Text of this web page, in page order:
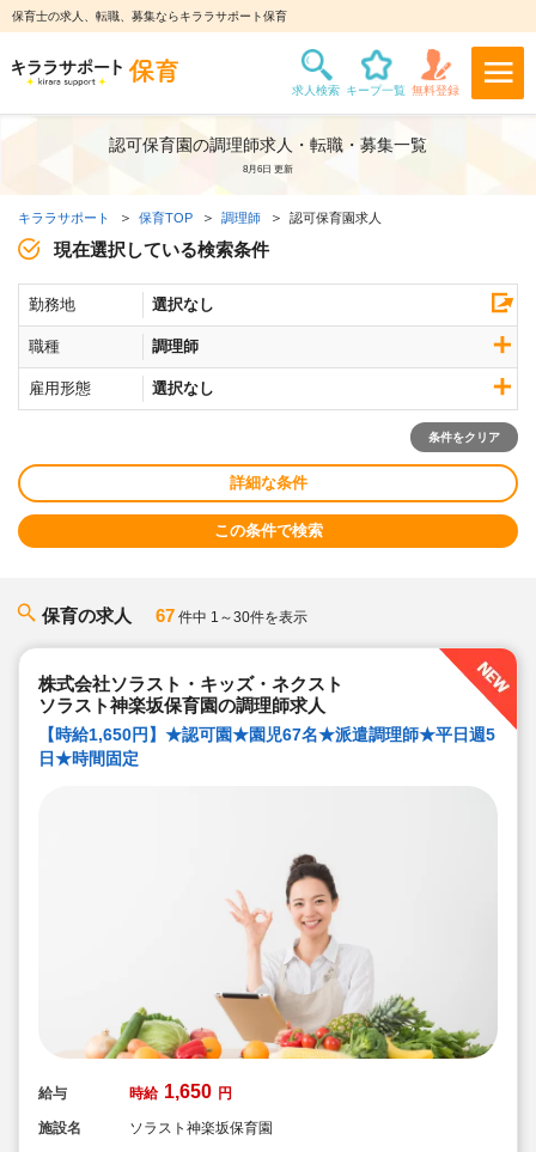
保育士の求人、転職、募集ならキララサポート保育
認可保育園の調理師求人・転職・募集一覧
8月6日 更新
キララサポート 保育TOP 調理師 認可保育園求人
現在選択している検索条件
勤務地 選択なし
職種 調理師
雇用形態 選択なし
条件をクリア
詳細な条件
この条件で検索
保育の求人 67 件中 1～30件を表示
株式会社ソラスト・キッズ・ネクスト
ソラスト神楽坂保育園の調理師求人
【時給1,650円】★認可園★園児67名★派遣調理師★平日週5
日★時間固定
給与 時給 1,650 円
施設名
ソラスト神楽坂保育園